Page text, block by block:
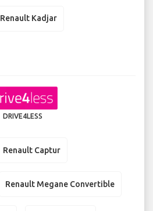
Renault Kadjar
DRIVE4LESS
Renault Captur
Renault Megane Convertible